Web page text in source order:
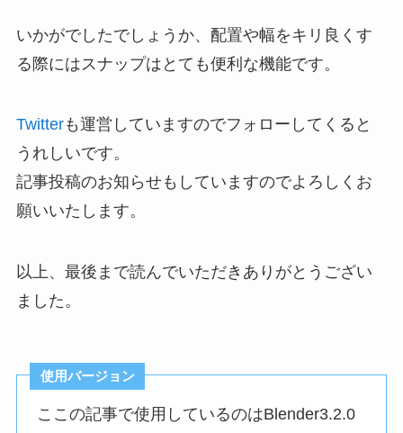
いかがでしたでしょうか、配置や幅をキリ良くす
る際にはスナップはとても便利な機能です。
Twitterも運営していますのでフォローしてくると
うれしいです。
記事投稿のお知らせもしていますのでよろしくお
願いいたします。
以上、最後まで読んでいただきありがとうござい
ました。
使用バージョン
ここの記事で使用しているのはBlender3.2.0